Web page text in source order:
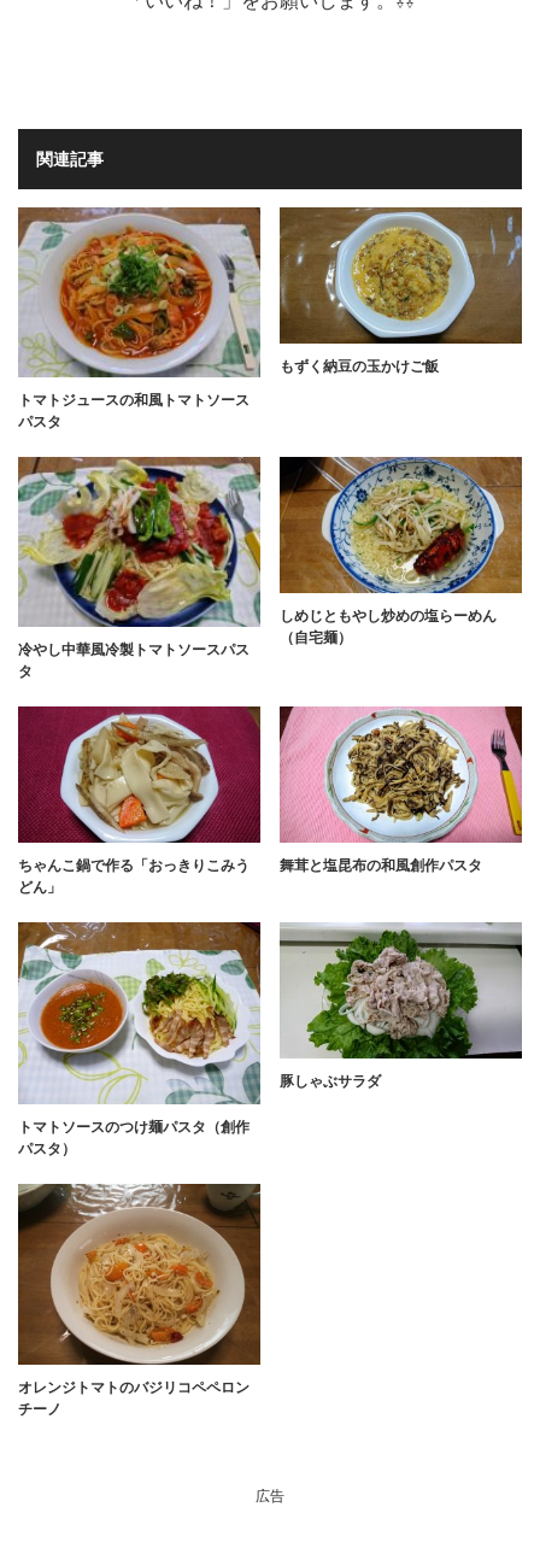
関連記事
トマトジュースの和風トマトソース
パスタ
もずく納豆の玉かけご飯
冷やし中華風冷製トマトソースパス
タ
しめじともやし炒めの塩らーめん
（自宅麺）
ちゃんこ鍋で作る「おっきりこみう
どん」
舞茸と塩昆布の和風創作パスタ
トマトソースのつけ麺パスタ（創作
パスタ）
豚しゃぶサラダ
オレンジトマトのバジリコペペロン
チーノ
広告